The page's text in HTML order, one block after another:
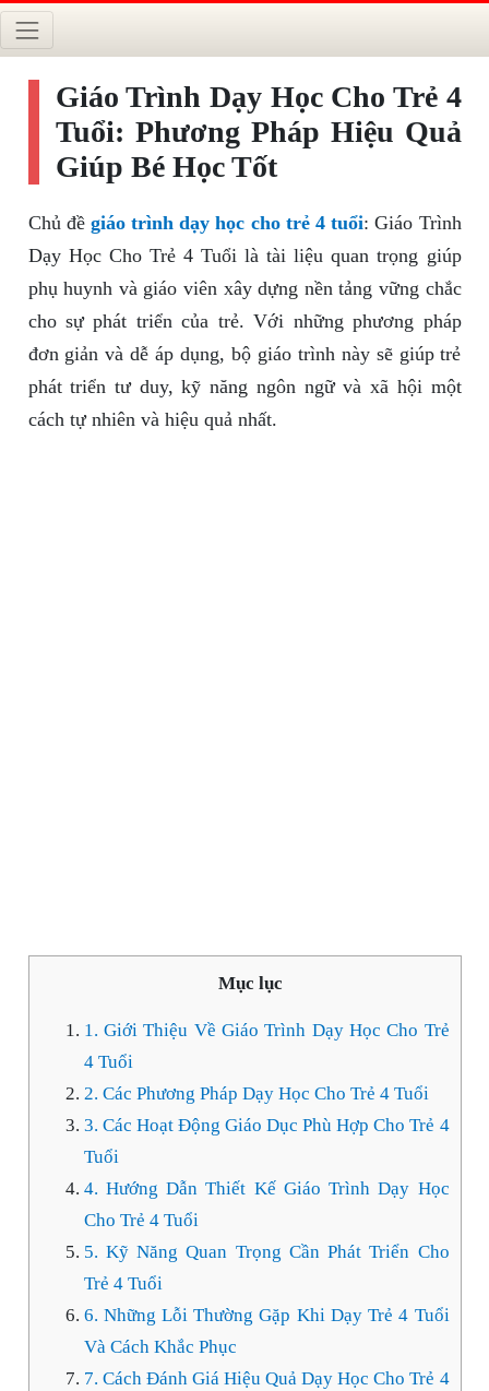
Giáo Trình Dạy Học Cho Trẻ 4
Tuổi: Phương Pháp Hiệu Quả
Giúp Bé Học Tốt
Chủ đề giáo trình dạy học cho trẻ 4 tuổi: Giáo Trình
Dạy Học Cho Trẻ 4 Tuổi là tài liệu quan trọng giúp
phụ huynh và giáo viên xây dựng nền tảng vững chắc
cho sự phát triển của trẻ. Với những phương pháp
đơn giản và dễ áp dụng, bộ giáo trình này sẽ giúp trẻ
phát triển tư duy, kỹ năng ngôn ngữ và xã hội một
cách tự nhiên và hiệu quả nhất.
Mục lục
1. Giới Thiệu Về Giáo Trình Dạy Học Cho Trẻ
4 Tuổi
2. Các Phương Pháp Dạy Học Cho Trẻ 4 Tuổi
3. Các Hoạt Động Giáo Dục Phù Hợp Cho Trẻ 4
Tuổi
4. Hướng Dẫn Thiết Kế Giáo Trình Dạy Học
Cho Trẻ 4 Tuổi
5. Kỹ Năng Quan Trọng Cần Phát Triển Cho
Trẻ 4 Tuổi
6. Những Lỗi Thường Gặp Khi Dạy Trẻ 4 Tuổi
Và Cách Khắc Phục
7. Cách Đánh Giá Hiệu Quả Dạy Học Cho Trẻ 4